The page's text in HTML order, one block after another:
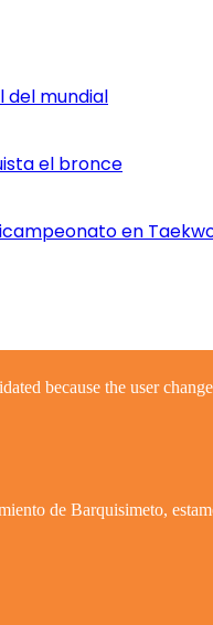
del mundial
el bronce
en
because the user
de Barquisimeto,